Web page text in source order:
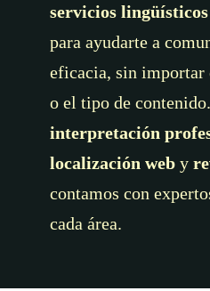
servicios
para ayudarte a
eficacia, sin importar
o el tipo de
interpretación
localización web y
contamos con
cada área.